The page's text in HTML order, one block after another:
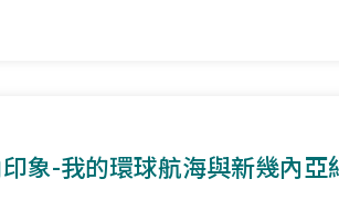
象-我的環球航海與新幾內亞